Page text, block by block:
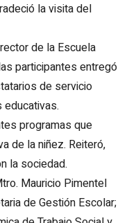
la visita del
de la Escuela
participantes entregó
de servicio
programas que
de la niñez. Reiteró,
la sociedad.
Mauricio Pimentel
de Gestión Escolar;